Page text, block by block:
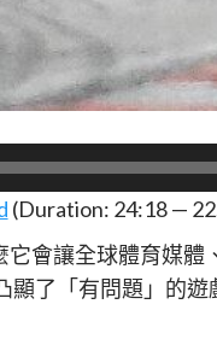
(Duration: 24:18 —
會讓全球體育媒
顯了「有問題」的